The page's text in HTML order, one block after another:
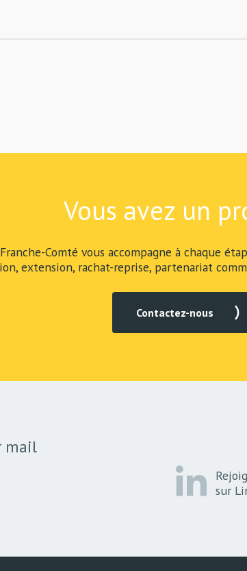
Vous avez un
Franche-Comté vous accompagne à chaque
extension, rachat-reprise, partenariat
Contactez-nous
mail
sur